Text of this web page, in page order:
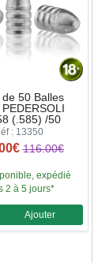
de 50 Balles
(.585) /50
: 13350
116.00€
expédié
2 à 5 jours*
Quantité
Ajouter